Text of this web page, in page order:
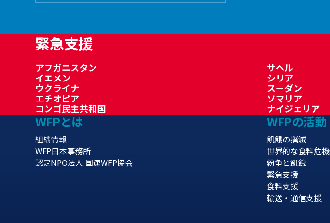
緊急支援
アフガニスタン
イエメン
ウクライナ
エチオピア
コンゴ民主共和国
サヘル
シリア
スーダン
ソマリア
ナイジェリア
WFPとは
組織情報
WFP日本事務所
認定NPO法人 国連WFP協会
WFPの活動
飢餓の撲滅
世界的な食料危機
紛争と飢餓
緊急支援
食料支援
輸送・通信支援